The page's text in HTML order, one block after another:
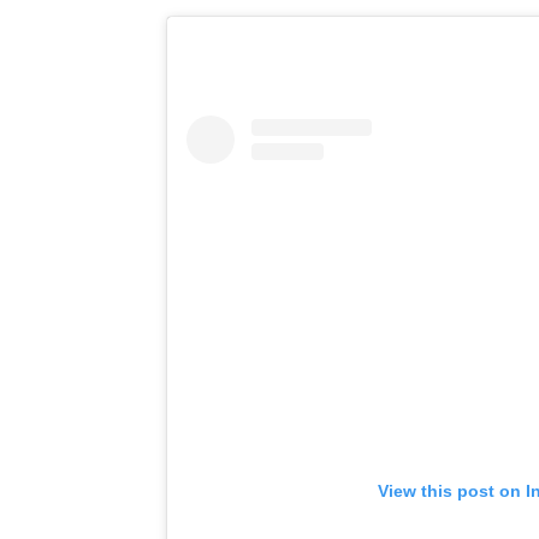
View this post on